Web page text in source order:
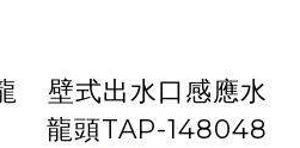
壁式出水口感應水
龍頭TAP-148048